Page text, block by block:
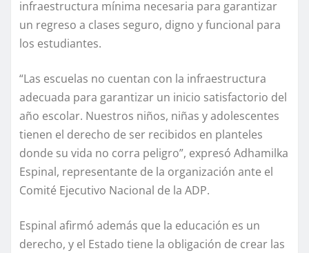
infraestructura mínima necesaria para garantizar
un regreso a clases seguro, digno y funcional para
los estudiantes.
“Las escuelas no cuentan con la infraestructura
adecuada para garantizar un inicio satisfactorio del
año escolar. Nuestros niños, niñas y adolescentes
tienen el derecho de ser recibidos en planteles
donde su vida no corra peligro”, expresó Adhamilka
Espinal, representante de la organización ante el
Comité Ejecutivo Nacional de la ADP.
Espinal afirmó además que la educación es un
derecho, y el Estado tiene la obligación de crear las